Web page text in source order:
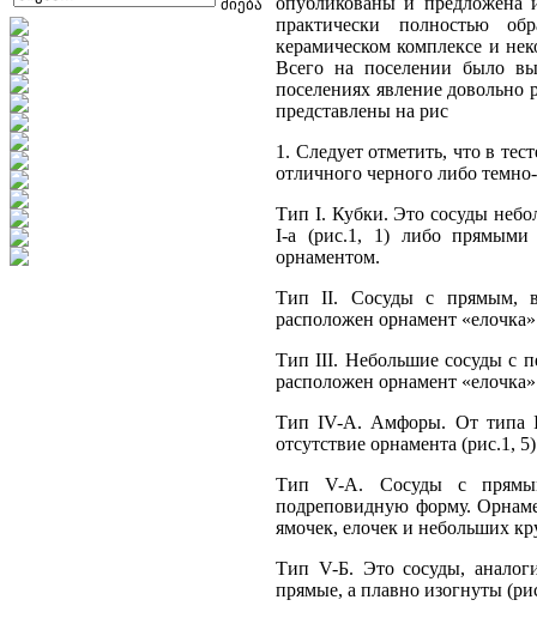
практически полностью
керамическом комплексе и
Всего на поселении было
поселениях явление
представлены на рис
1. Следует отметить, что в
отличного черного либо
Тип I. Кубки. Это сосуды
I-а (рис.1, 1) либо
орнаментом.
Тип II. Сосуды с прямым,
расположен орнамент
Тип III. Небольшие сосуды с
расположен орнамент
Тип IV-А. Амфоры. От типа
отсутствие орнамента (рис.1,
Тип V-А. Сосуды с
подреповидную форму.
ямочек, елочек и небольших
Тип V-Б. Это сосуды,
прямые, а плавно изогнуты